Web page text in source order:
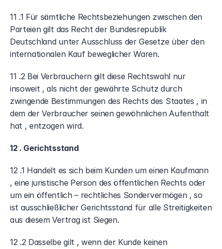
11 .1 Für sämtliche Rechtsbeziehungen zwischen den
Parteien gilt das Recht der Bundesrepublik
Deutschland unter Ausschluss der Gesetze über den
internationalen Kauf beweglicher Waren.
11 .2 Bei Verbrauchern gilt diese Rechtswahl nur
insoweit , als nicht der gewährte Schutz durch
zwingende Bestimmungen des Rechts des Staates , in
dem der Verbraucher seinen gewöhnlichen Aufenthalt
hat , entzogen wird.
12 . Gerichtsstand
12 .1 Handelt es sich beim Kunden um einen Kaufmann
, eine juristische Person des öffentlichen Rechts oder
um ein öffentlich – rechtliches Sondervermögen , so
ist ausschließlicher Gerichtsstand für alle Streitigkeiten
aus diesem Vertrag ist Siegen.
12 .2 Dasselbe gilt , wenn der Kunde keinen